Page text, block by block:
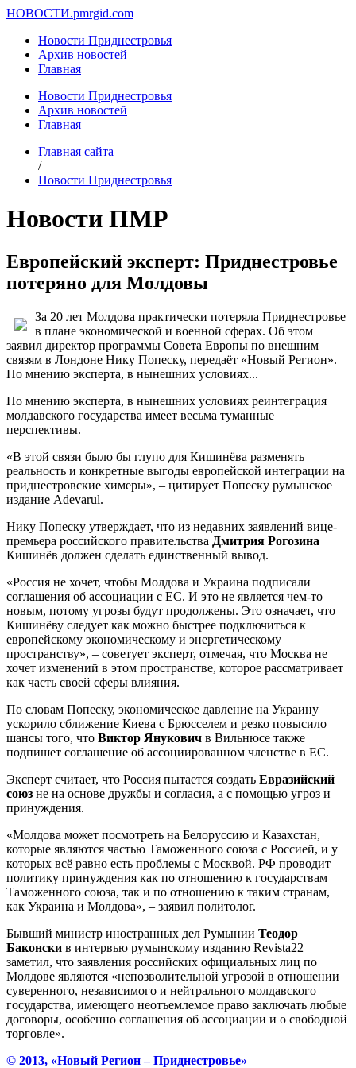
НОВОСТИ.pmrgid.com
Новости Приднестровья
Архив новостей
Главная
Новости Приднестровья
Архив новостей
Главная
Главная сайта
/
Новости Приднестровья
Новости ПМР
Европейский эксперт: Приднестровье
потеряно для Молдовы
За 20 лет Молдова практически потеряла Приднестровье
в плане экономической и военной сферах. Об этом
заявил директор программы Совета Европы по внешним
связям в Лондоне Нику Попеску, передаёт «Новый Регион».
По мнению эксперта, в нынешних условиях...
По мнению эксперта, в нынешних условиях реинтеграция
молдавского государства имеет весьма туманные
перспективы.
«В этой связи было бы глупо для Кишинёва разменять
реальность и конкретные выгоды европейской интеграции на
приднестровские химеры», – цитирует Попеску румынское
издание Adevarul.
Нику Попеску утверждает, что из недавних заявлений вице-
премьера российского правительства Дмитрия Рогозина
Кишинёв должен сделать единственный вывод.
«Россия не хочет, чтобы Молдова и Украина подписали
соглашения об ассоциации с ЕС. И это не является чем-то
новым, потому угрозы будут продолжены. Это означает, что
Кишинёву следует как можно быстрее подключиться к
европейскому экономическому и энергетическому
пространству», – советует эксперт, отмечая, что Москва не
хочет изменений в этом пространстве, которое рассматривает
как часть своей сферы влияния.
По словам Попеску, экономическое давление на Украину
ускорило сближение Киева с Брюсселем и резко повысило
шансы того, что Виктор Янукович в Вильнюсе также
подпишет соглашение об ассоциированном членстве в ЕС.
Эксперт считает, что Россия пытается создать Евразийский
союз не на основе дружбы и согласия, а с помощью угроз и
принуждения.
«Молдова может посмотреть на Белоруссию и Казахстан,
которые являются частью Таможенного союза с Россией, и у
которых всё равно есть проблемы с Москвой. РФ проводит
политику принуждения как по отношению к государствам
Таможенного союза, так и по отношению к таким странам,
как Украина и Молдова», – заявил политолог.
Бывший министр иностранных дел Румынии Теодор
Баконски в интервью румынскому изданию Revista22
заметил, что заявления российских официальных лиц по
Молдове являются «непозволительной угрозой в отношении
суверенного, независимого и нейтрального молдавского
государства, имеющего неотъемлемое право заключать любые
договоры, особенно соглашения об ассоциации и о свободной
торговле».
© 2013, «Новый Регион – Приднестровье»